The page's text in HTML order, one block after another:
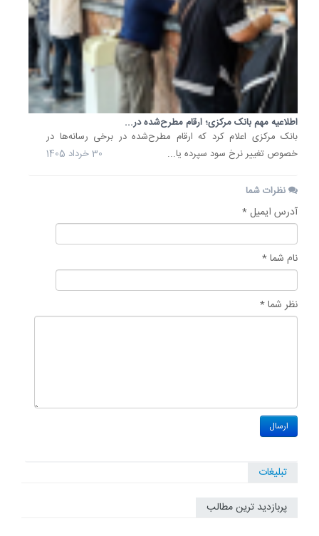
اطلاعیه مهم بانک مرکزی؛ ارقام مطرح‌شده در...
بانک مرکزی اعلام کرد که ارقام مطرح‌شده در برخی رسانه‌ها در
خصوص تغییر نرخ سود سپرده یا...
30 خرداد 1405
نظرات شما
آدرس ایمیل *
نام شما *
نظر شما *
تبلیغات
پربازدید ترین مطالب